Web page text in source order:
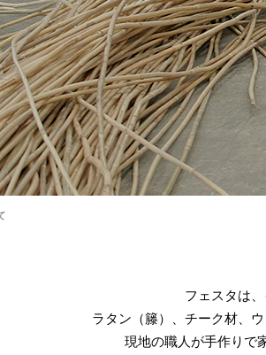
フェスタは
ラタン（籐）、チーク材、
現地の職人が手作りで